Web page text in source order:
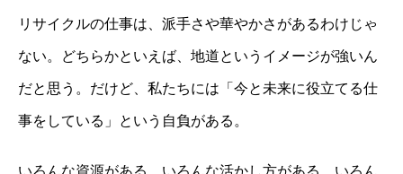
リサイクルの仕事は、派手さや華やかさがあるわけじゃ
ない。 どちらかといえば、地道というイメージが強いん
だと思う。 だけど、私たちには「今と未来に役立てる仕
事をしている」という自負がある。
いろんな資源がある。いろんな活かし方がある。いろん